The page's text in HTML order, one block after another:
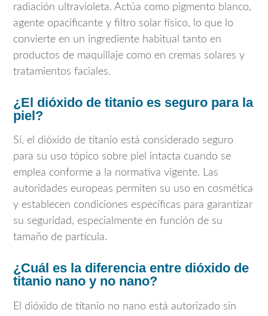
radiación ultravioleta. Actúa como pigmento blanco,
agente opacificante y filtro solar físico, lo que lo
convierte en un ingrediente habitual tanto en
productos de maquillaje como en cremas solares y
tratamientos faciales.
¿El dióxido de titanio es seguro para la
piel?
Sí, el dióxido de titanio está considerado seguro
para su uso tópico sobre piel intacta cuando se
emplea conforme a la normativa vigente. Las
autoridades europeas permiten su uso en cosmética
y establecen condiciones específicas para garantizar
su seguridad, especialmente en función de su
tamaño de partícula.
¿Cuál es la diferencia entre dióxido de
titanio nano y no nano?
El dióxido de titanio no nano está autorizado sin